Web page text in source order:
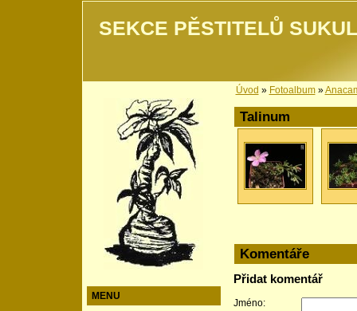
SEKCE PĚSTITELŮ
MENU
Úvod » Fotoalbum»
Talinum
Komentáře
Přidat komentář
Jméno: